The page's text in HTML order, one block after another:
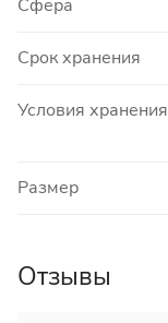
Сфера
Срок хранения
Условия хранения
Размер
Отзывы